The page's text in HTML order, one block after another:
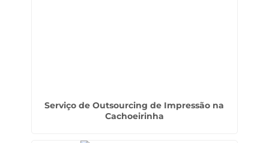
Serviço de Outsourcing de Impressão na
Cachoeirinha